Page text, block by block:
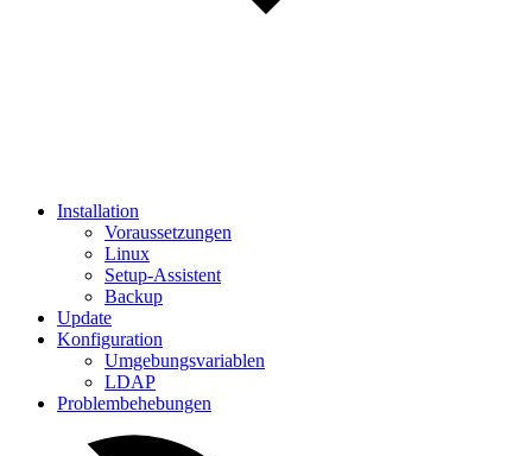
Installation
Voraussetzungen
Linux
Setup-Assistent
Backup
Update
Konfiguration
Umgebungsvariablen
LDAP
Problembehebungen